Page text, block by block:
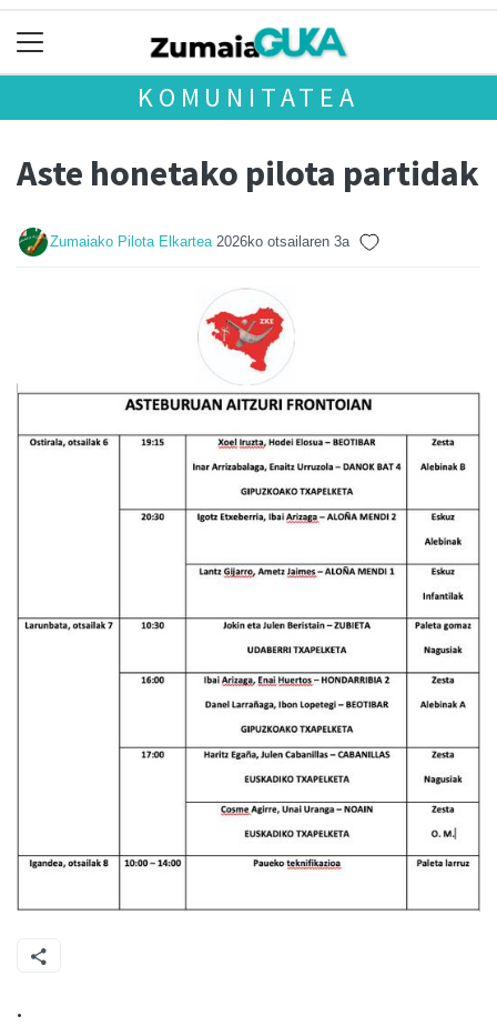
KOMUNITATEA
Aste honetako pilota partidak
Zumaiako Pilota Elkartea 2026ko otsailaren 3a
.